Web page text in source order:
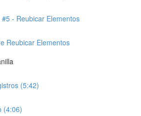
- Reubicar Elementos
Reubicar Elementos
(5:42)
(4:06)